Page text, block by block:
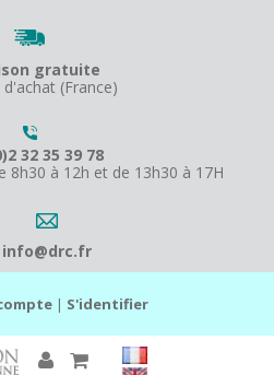
gratuite
d'achat (France)
32 35 39 78
8h30 à 12h et de 13h30 à 17H
info@drc.fr
| S'identifier